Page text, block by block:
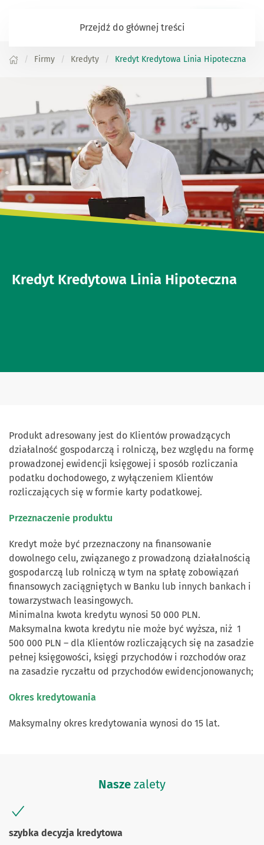
Przejdź do głównej treści
Firmy Kredyty Kredyt Kredytowa Linia Hipoteczna
Kredyt Kredytowa Linia Hipoteczna
Produkt adresowany jest do Klientów prowadzących
działalność gospodarczą i rolniczą, bez względu na formę
prowadzonej ewidencji księgowej i sposób rozliczania
podatku dochodowego, z wyłączeniem Klientów
rozliczających się w formie karty podatkowej.
Przeznaczenie produktu
Kredyt może być przeznaczony na finansowanie
dowolnego celu, związanego z prowadzoną działalnością
gospodarczą lub rolniczą w tym na spłatę zobowiązań
finansowych zaciągniętych w Banku lub innych bankach i
towarzystwach leasingowych.
Minimalna kwota kredytu wynosi 50 000 PLN.
Maksymalna kwota kredytu nie może być wyższa, niż 1
500 000 PLN – dla Klientów rozliczających się na zasadzie
pełnej księgowości, księgi przychodów i rozchodów oraz
na zasadzie ryczałtu od przychodów ewidencjonowanych;
Okres kredytowania
Maksymalny okres kredytowania wynosi do 15 lat.
Nasze zalety
szybka decyzja kredytowa